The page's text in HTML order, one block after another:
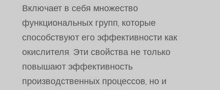
Включает в себя множество
функциональных групп, которые
способствуют его эффективности как
окислителя. Эти свойства не только
повышают эффективность
производственных процессов, но и